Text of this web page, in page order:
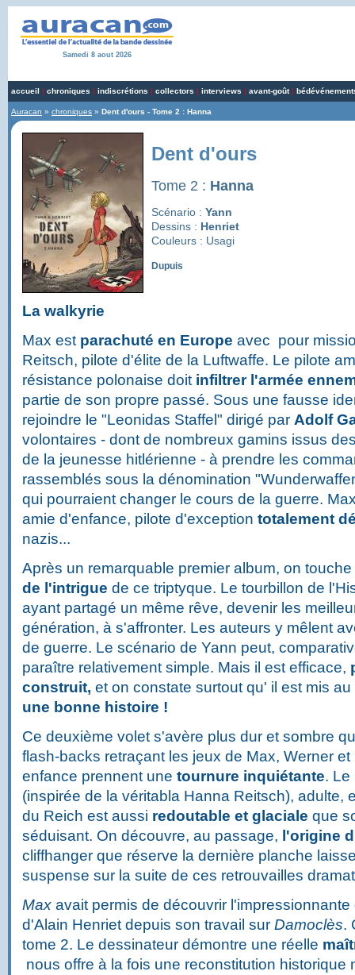
Samedi 8 aout 2026
accueil | chroniques | indiscrétions | collectors | interviews | avant-goût|
Auracan » chroniques » Dent d'ours - Tome 2 : Hanna
Dent d'ours
Tome 2 : Hanna
Scénario : Yann
Dessins : Henriet
Couleurs : Usagi
Dupuis
La walkyrie
Max est parachuté en Europe avec pour
Reitsch, pilote d'élite de la Luftwaffe. Le pilote
résistance polonaise doit infiltrer l'armée
partie de son propre passé. Sous une fausse
rejoindre le "Leonidas Staffel" dirigé par Adolf
volontaires - dont de nombreux gamins issus
de la jeunesse hitlérienne - à prendre les
rassemblés sous la dénomination
qui pourraient changer le cours de la guerre.
amie d'enfance, pilote d'exception totalement
nazis...
Après un remarquable premier album, on
de l'intrigue de ce triptyque. Le tourbillon de
ayant partagé un même rêve, devenir les
génération, à s'affronter. Les auteurs y mêlent
de guerre. Le scénario de Yann peut,
paraître relativement simple. Mais il est efficace,
construit, et on constate surtout qu' il est mis
une bonne histoire !
Ce deuxième volet s'avère plus dur et sombre
flash-backs retraçant les jeux de Max, Werner
enfance prennent une tournure inquiétante. Le
(inspirée de la véritabla Hanna Reitsch), adulte,
du Reich est aussi redoutable et glaciale que
séduisant. On découvre, au passage, l'origine
cliffhanger que réserve la dernière planche
suspense sur la suite de ces retrouvailles
Max avait permis de découvrir l'impressionnante
d'Alain Henriet depuis son travail sur Damoclès.
tome 2. Le dessinateur démontre une réelle
nous offre à la fois une reconstitution historique